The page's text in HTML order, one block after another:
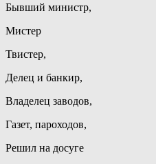
Бывший министр,
Мистер
Твистер,
Делец и банкир,
Владелец заводов,
Газет, пароходов,
Решил на досуге